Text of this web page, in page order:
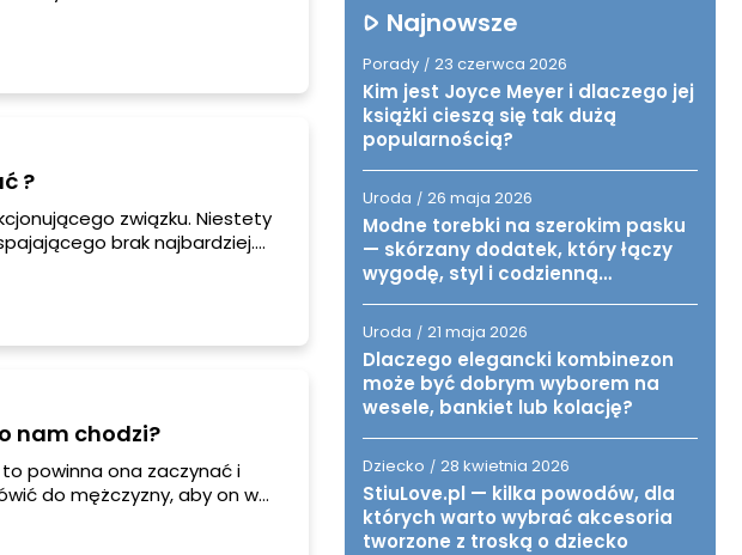
?
związku. Niestety
brak najbardziej.
nam chodzi?
powinna ona zaczynać i
do mężczyzny, aby on w
Najnowsze
Porady / 23 czerwca 2026
Kim jest Joyce Meyer i dlaczego jej
książki cieszą się tak dużą
popularnością?
Uroda / 26 maja 2026
Modne torebki na szerokim pasku
— skórzany dodatek, który łączy
wygodę, styl i codzienną
Uroda / 21 maja 2026
Dlaczego elegancki kombinezon
może być dobrym wyborem na
wesele, bankiet lub kolację?
Dziecko / 28 kwietnia 2026
StiuLove.pl — kilka powodów, dla
których warto wybrać akcesoria
tworzone z troską o dziecko